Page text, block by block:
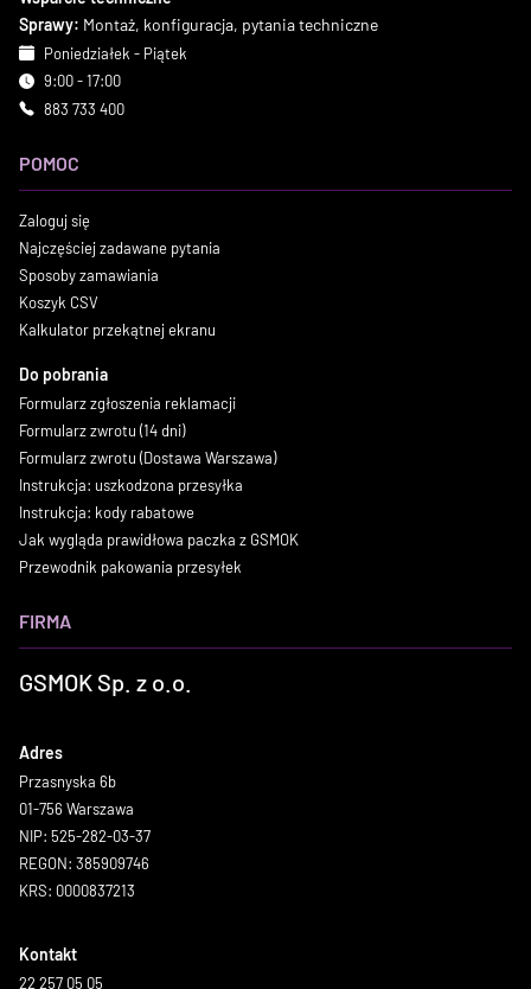
Sprawy: Montaż, konfiguracja, pytania techniczne
Poniedziałek - Piątek
9:00 - 17:00
883 733 400
POMOC
Zaloguj się
Najczęściej zadawane pytania
Sposoby zamawiania
Koszyk CSV
Kalkulator przekątnej ekranu
Do pobrania
Formularz zgłoszenia reklamacji
Formularz zwrotu (14 dni)
Formularz zwrotu (Dostawa Warszawa)
Instrukcja: uszkodzona przesyłka
Instrukcja: kody rabatowe
Jak wygląda prawidłowa paczka z GSMOK
Przewodnik pakowania przesyłek
FIRMA
GSMOK Sp. z o.o.
Adres
Przasnyska 6b
01-756 Warszawa
NIP: 525-282-03-37
REGON: 385909746
KRS: 0000837213
Kontakt
22 257 05 05